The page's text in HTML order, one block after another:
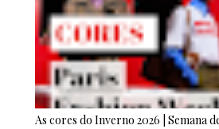
As cores do Inverno 2026 | Semana